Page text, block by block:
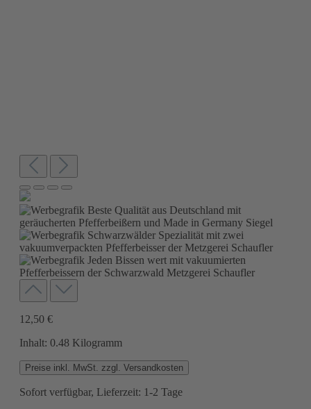
12,50 €
Inhalt: 0.48 Kilogramm
Preise inkl. MwSt. zzgl. Versandkosten
Sofort verfügbar, Lieferzeit: 1-2 Tage